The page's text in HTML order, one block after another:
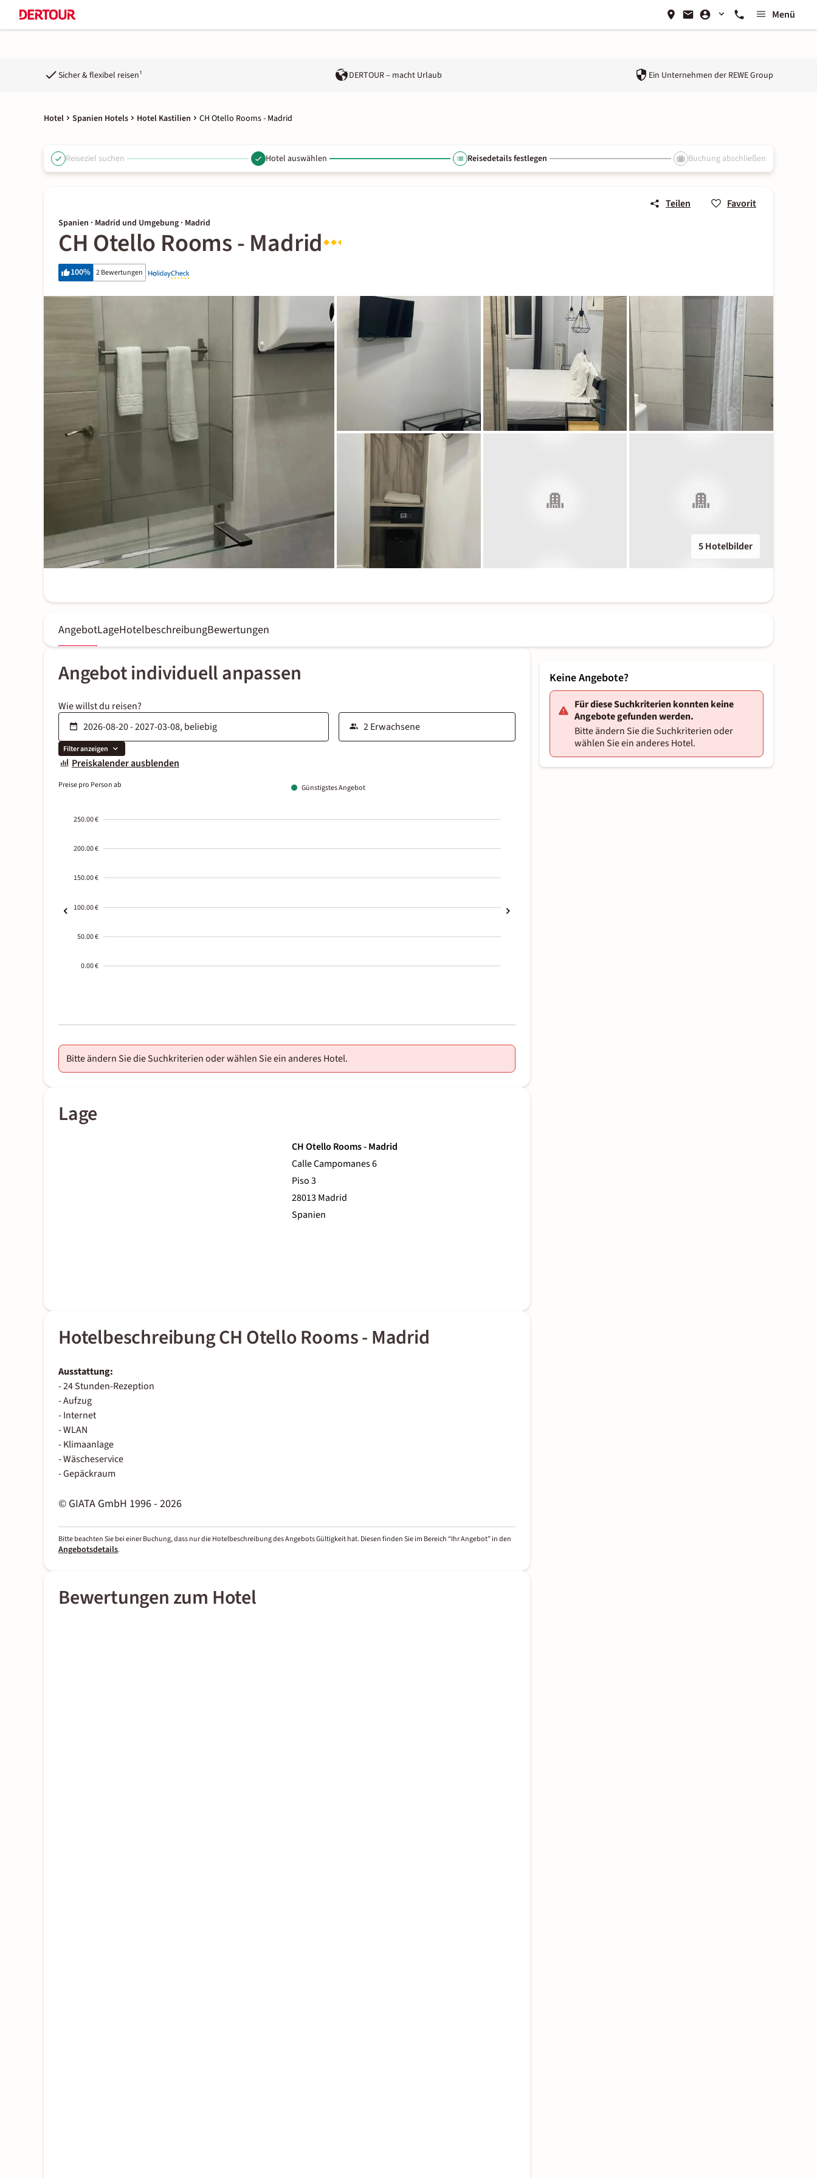
Menü
Sicher & flexibel reisen¹ DERTOUR – macht Urlaub Ein Unternehmen der REWE Group
Hotel Spanien Hotels Hotel Kastilien CH Otello Rooms - Madrid
Reiseziel suchen Hotel auswählen Reisedetails festlegen Buchung abschließen
Teilen Favorit
Spanien · Madrid und Umgebung · Madrid
CH Otello Rooms - Madrid
100% 2 Bewertungen
5 Hotelbilder
AngebotLageHotelbeschreibungBewertungen
Angebot individuell anpassen
Wie willst du reisen?
Filter anzeigen
Preiskalender ausblenden
Preise pro Person ab Günstigstes Angebot
250.00 €
200.00 €
150.00 €
100.00 €
50.00 €
0.00 €
01-02
Bitte ändern Sie die Suchkriterien oder wählen Sie ein anderes Hotel.
Lage
CH Otello Rooms - Madrid
Calle Campomanes 6
Piso 3
28013 Madrid
Spanien
Hotelbeschreibung CH Otello Rooms - Madrid
Ausstattung:
- 24 Stunden-Rezeption
- Aufzug
- Internet
- WLAN
- Klimaanlage
- Wäscheservice
- Gepäckraum
© GIATA GmbH 1996 - 2026
Bitte beachten Sie bei einer Buchung, dass nur die Hotelbeschreibung des Angebots Gültigkeit hat. Diesen finden Sie im Bereich “Ihr Angebot” in den
Angebotsdetails.
Bewertungen zum Hotel
Keine Angebote?
Für diese Suchkriterien konnten keine
Angebote gefunden werden.
Bitte ändern Sie die Suchkriterien oder
wählen Sie ein anderes Hotel.